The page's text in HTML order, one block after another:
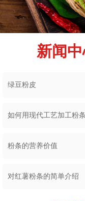
新闻
绿豆粉皮
如何用现代工艺加工粉条
粉条的营养价值
对红薯粉条的简单介绍